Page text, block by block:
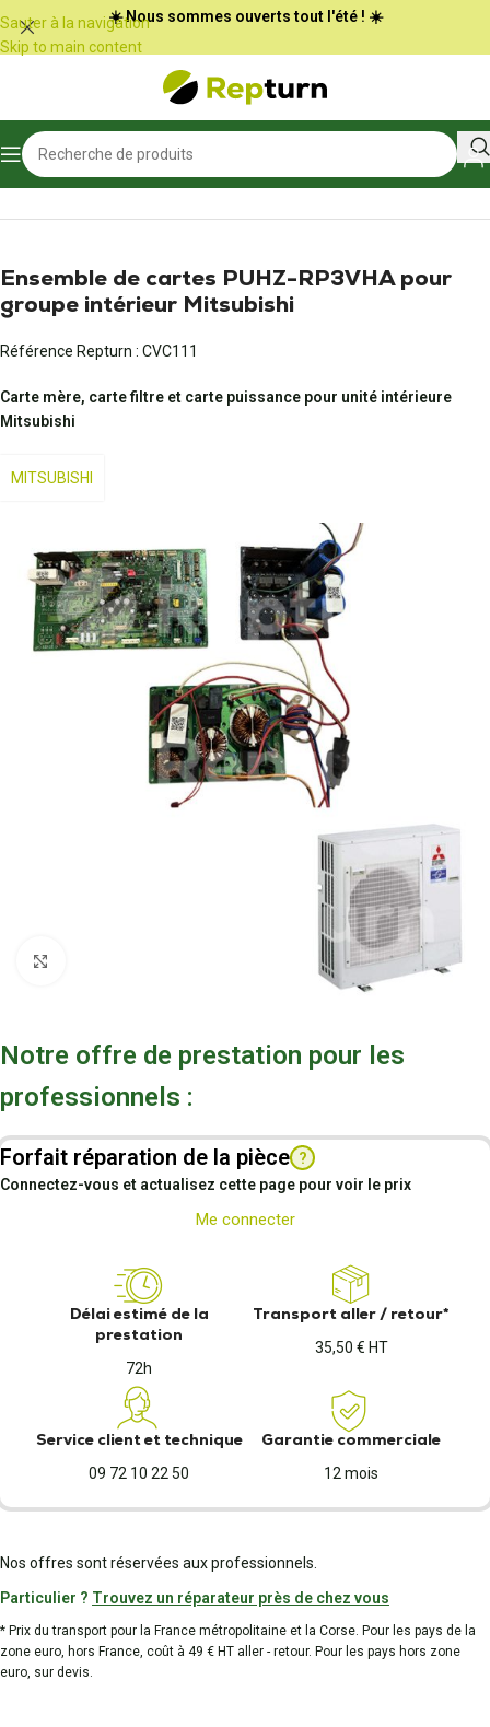
Panneau de gestion des cookies
Sauter à la navigation
Skip to main content
☀️ Nous sommes ouverts tout l'été ! ☀️
Accueil PAC et climatiseurs
Ensemble de cartes PUHZ-RP3VHA pour
groupe intérieur Mitsubishi
Référence Repturn : CVC111
Carte mère, carte filtre et carte puissance pour unité intérieure
Mitsubishi
MITSUBISHI
Notre offre de prestation pour les
professionnels :
Forfait réparation de la pièce ?
Connectez-vous et actualisez cette page pour voir le prix
Me connecter
Délai estimé de la
prestation
72h
Transport aller / retour*
35,50 € HT
Service client et technique
09 72 10 22 50
Garantie commerciale
12 mois
Nos offres sont réservées aux professionnels.
Particulier ? Trouvez un réparateur près de chez vous
* Prix du transport pour la France métropolitaine et la Corse. Pour les pays de la
zone euro, hors France, coût à 49 € HT aller - retour. Pour les pays hors zone
euro, sur devis.